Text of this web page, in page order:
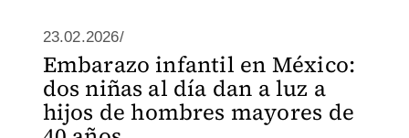
23.02.2026/
Embarazo infantil en México:
dos niñas al día dan a luz a
hijos de hombres mayores de